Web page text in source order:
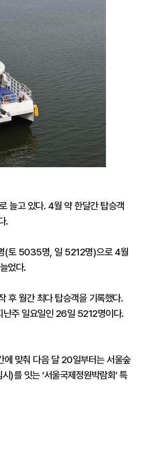
늘고 있다. 4월 약 한달간 탑승객
.
(토 5035명, 일 5212명)으로 4월
었다.
후 월간 최다 탑승객을 기록했다.
주 일요일인 26일 5212명이다.
에 맞춰 다음 달 20일부터는 서울숲
)를 잇는 ‘서울국제정원박람회’ 특